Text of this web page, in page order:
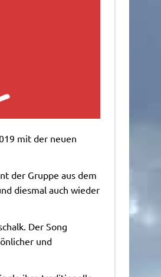
mit der neuen
der Gruppe aus dem
diesmal auch wieder
Der Song
und